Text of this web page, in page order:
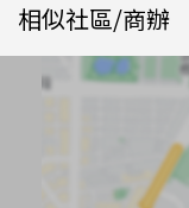
相似社區/商辦